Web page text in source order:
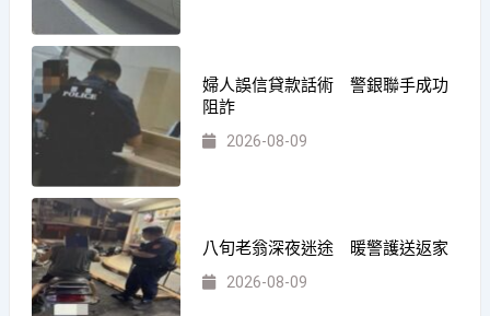
婦人誤信貸款話術 警銀聯手成功
阻詐
2026-08-09
八旬老翁深夜迷途 暖警護送返家
2026-08-09